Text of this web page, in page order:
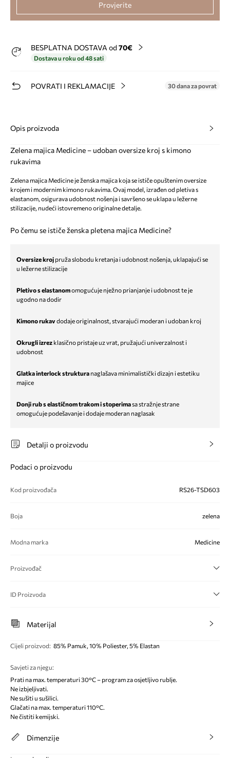
Provjerite
BESPLATNA DOSTAVA od 70€
Dostava u roku od 48 sati
POVRATI I REKLAMACIJE 30 dana za povrat
Opis proizvoda
Zelena majica Medicine – udoban oversize kroj s kimono
rukavima
Zelena majica Medicine je ženska majica koja se ističe opuštenim oversize
krojem i modernim kimono rukavima. Ovaj model, izrađen od pletiva s
elastanom, osigurava udobnost nošenja i savršeno se uklapa u ležerne
stilizacije, nudeći istovremeno originalne detalje.
Po čemu se ističe ženska pletena majica Medicine?
Oversize kroj pruža slobodu kretanja i udobnost nošenja, uklapajući se
u ležerne stilizacije
Pletivo s elastanomomogućuje nježno prianjanje i udobnost te je
ugodno na dodir
Kimono rukavdodaje originalnost, stvarajući moderan i udoban kroj
Okrugli izrez klasično pristaje uz vrat, pružajući univerzalnost i
udobnost
Glatka interlock struktura naglašava minimalistički dizajn i estetiku
majice
Donji rub s elastičnom trakom i stoperimasa stražnje strane
omogućuje podešavanje i dodaje moderan naglasak
Detalji o proizvodu
Podaci o proizvodu
Kod proizvođača RS26-TSD603
Boja zelena
Modna marka Medicine
Proizvođač
ID Proizvoda
Materijal
Cijeli proizvod: 85% Pamuk, 10% Poliester, 5% Elastan
Savjeti za njegu:
Prati na max. temperaturi 30°C – program za osjetljivo rublje.
Ne izbjeljivati.
Ne sušiti u sušilici.
Glačati na max. temperaturi 110°C.
Ne čistiti kemijski.
Dimenzije